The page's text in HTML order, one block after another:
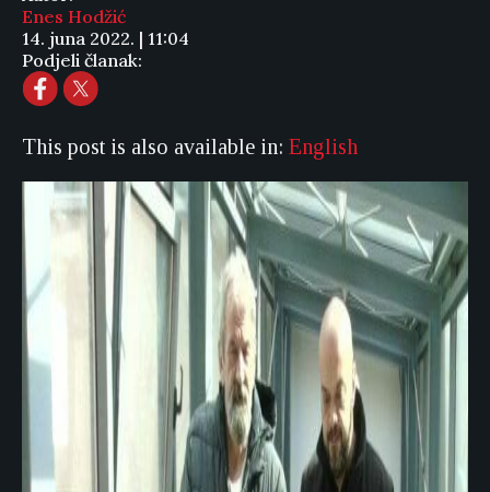
Enes Hodžić
14. juna 2022. | 11:04
Podjeli članak:
This post is also available in: English